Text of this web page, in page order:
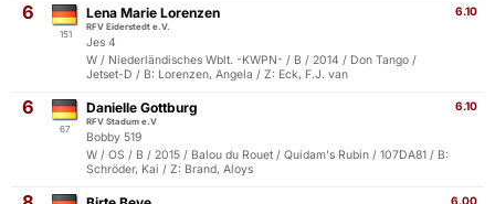
6
151
6.10
Lena Marie Lorenzen
RFV Eiderstedt e.V.
Jes 4
W / Niederländisches Wblt. -KWPN- / B / 2014 / Don Tango /
Jetset-D / B: Lorenzen, Angela / Z: Eck, F.J. van
6
67
6.10
Danielle Gottburg
RFV Stadum e.V
Bobby 519
W / OS / B / 2015 / Balou du Rouet / Quidam's Rubin / 107DA81 / B:
Schröder, Kai / Z: Brand, Aloys
6.00